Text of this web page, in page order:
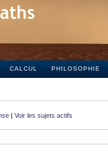
CALCUL PHILOSOPHIE
| Voir les sujets actifs